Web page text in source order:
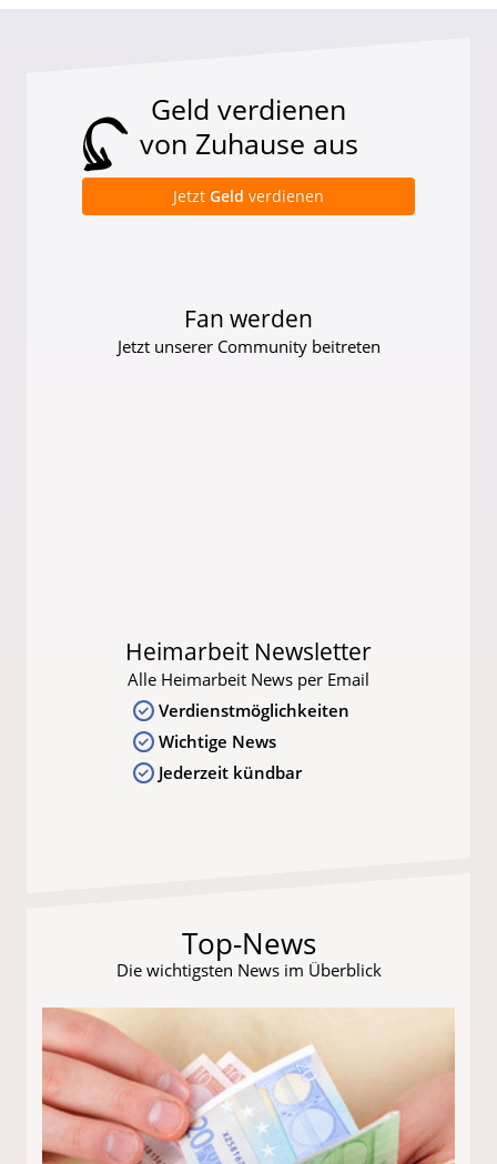
Geld verdienen
von Zuhause aus
Jetzt Geld verdienen
Fan werden
Jetzt unserer Community beitreten
Heimarbeit Newsletter
Alle Heimarbeit News per Email
Verdienstmöglichkeiten
Wichtige News
Jederzeit kündbar
Top-News
Die wichtigsten News im Überblick